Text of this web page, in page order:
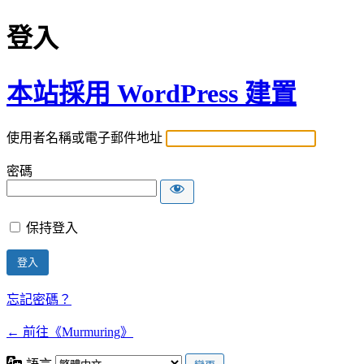
登入
本站採用 WordPress 建置
使用者名稱或電子郵件地址
密碼
保持登入
忘記密碼？
← 前往《Murmuring》